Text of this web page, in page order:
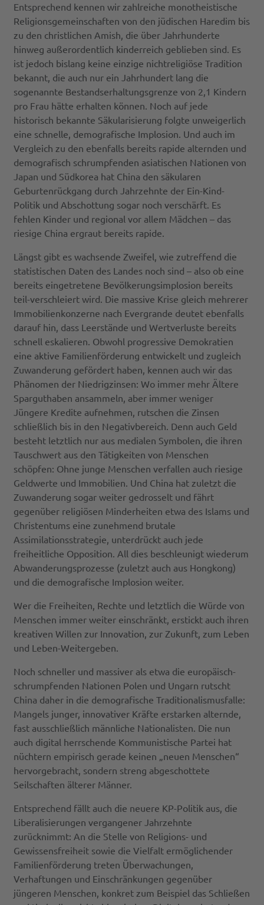
Entsprechend kennen wir zahlreiche monotheistische
Religionsgemeinschaften von den jüdischen Haredim bis
zu den christlichen Amish, die über Jahrhunderte
hinweg außerordentlich kinderreich geblieben sind. Es
ist jedoch bislang keine einzige nichtreligiöse Tradition
bekannt, die auch nur ein Jahrhundert lang die
sogenannte Bestandserhaltungsgrenze von 2,1 Kindern
pro Frau hätte erhalten können. Noch auf jede
historisch bekannte Säkularisierung folgte unweigerlich
eine schnelle, demografische Implosion. Und auch im
Vergleich zu den ebenfalls bereits rapide alternden und
demografisch schrumpfenden asiatischen Nationen von
Japan und Südkorea hat China den säkularen
Geburtenrückgang durch Jahrzehnte der Ein-Kind-
Politik und Abschottung sogar noch verschärft. Es
fehlen Kinder und regional vor allem Mädchen – das
riesige China ergraut bereits rapide.
Längst gibt es wachsende Zweifel, wie zutreffend die
statistischen Daten des Landes noch sind – also ob eine
bereits eingetretene Bevölkerungsimplosion bereits
teil-verschleiert wird. Die massive Krise gleich mehrerer
Immobilienkonzerne nach Evergrande deutet ebenfalls
darauf hin, dass Leerstände und Wertverluste bereits
schnell eskalieren. Obwohl progressive Demokratien
eine aktive Familienförderung entwickelt und zugleich
Zuwanderung gefördert haben, kennen auch wir das
Phänomen der Niedrigzinsen: Wo immer mehr Ältere
Sparguthaben ansammeln, aber immer weniger
Jüngere Kredite aufnehmen, rutschen die Zinsen
schließlich bis in den Negativbereich. Denn auch Geld
besteht letztlich nur aus medialen Symbolen, die ihren
Tauschwert aus den Tätigkeiten von Menschen
schöpfen: Ohne junge Menschen verfallen auch riesige
Geldwerte und Immobilien. Und China hat zuletzt die
Zuwanderung sogar weiter gedrosselt und fährt
gegenüber religiösen Minderheiten etwa des Islams und
Christentums eine zunehmend brutale
Assimilationsstrategie, unterdrückt auch jede
freiheitliche Opposition. All dies beschleunigt wiederum
Abwanderungsprozesse (zuletzt auch aus Hongkong)
und die demografische Implosion weiter.
Wer die Freiheiten, Rechte und letztlich die Würde von
Menschen immer weiter einschränkt, erstickt auch ihren
kreativen Willen zur Innovation, zur Zukunft, zum Leben
und Leben-Weitergeben.
Noch schneller und massiver als etwa die europäisch-
schrumpfenden Nationen Polen und Ungarn rutscht
China daher in die demografische Traditionalismusfalle:
Mangels junger, innovativer Kräfte erstarken alternde,
fast ausschließlich männliche Nationalisten. Die nun
auch digital herrschende Kommunistische Partei hat
nüchtern empirisch gerade keinen „neuen Menschen“
hervorgebracht, sondern streng abgeschottete
Seilschaften älterer Männer.
Entsprechend fällt auch die neuere KP-Politik aus, die
Liberalisierungen vergangener Jahrzehnte
zurücknimmt: An die Stelle von Religions- und
Gewissensfreiheit sowie die Vielfalt ermöglichender
Familienförderung treten Überwachungen,
Verhaftungen und Einschränkungen gegenüber
jüngeren Menschen, konkret zum Beispiel das Schließen